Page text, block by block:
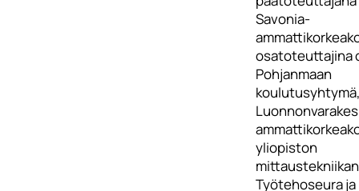
Savonia-
osatoteuttajina
Pohjanmaan
yliopiston
Työtehoseura ja